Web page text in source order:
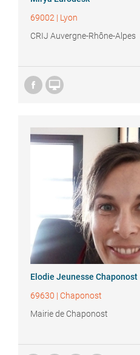
69002 | Lyon
CRIJ Auvergne-Rhône-Alpes

Elodie Jeunesse Chaponost
69630 | Chaponost
Mairie de Chaponost